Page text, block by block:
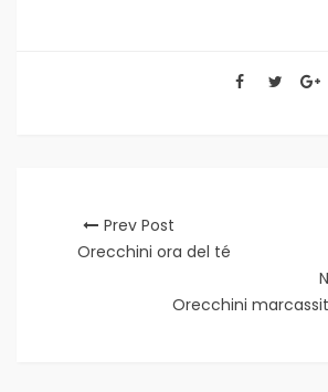
Prev Post
Orecchini ora del té
Orecchini